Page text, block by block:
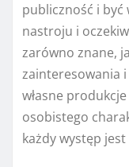
publiczność i być
nastroju i
zarówno znane,
zainteresowania
własne
osobistego
każdy występ